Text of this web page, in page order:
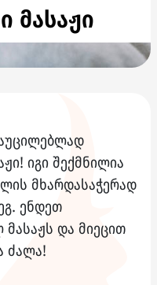
მასაჟი
იგი შექმნილია
მხარდასაჭერად
ენდეთ
და მიეცით
ძალა!